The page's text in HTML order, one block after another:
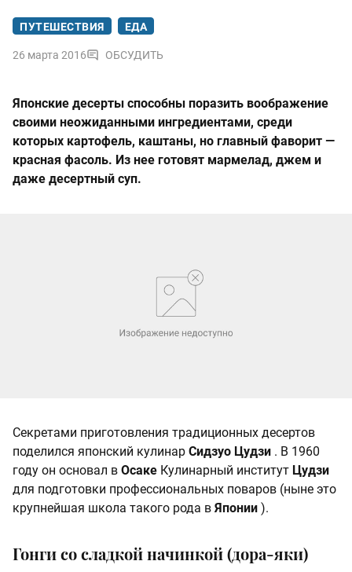
ПУТЕШЕСТВИЯ ЕДА
26 марта 2016 ОБСУДИТЬ
Японские десерты способны поразить воображение
своими неожиданными ингредиентами, среди
которых картофель, каштаны, но главный фаворит —
красная фасоль. Из нее готовят мармелад, джем и
даже десертный суп.
Секретами приготовления традиционных десертов
поделился японский кулинар Сидзуо Цудзи . В 1960
году он основал в Осаке Кулинарный институт Цудзи
для подготовки профессиональных поваров (ныне это
крупнейшая школа такого рода в Японии ).
Гонги со сладкой начинкой (дора-яки)